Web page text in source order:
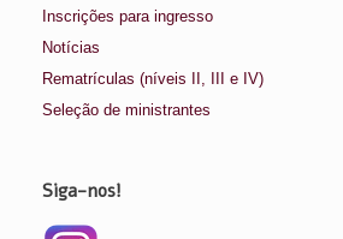
Inscrições para ingresso
Notícias
Rematrículas (níveis II, III e IV)
Seleção de ministrantes
Siga-nos!